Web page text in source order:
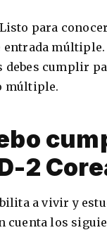
para
múltiple.
cumplir
múltiple.
2
a vivir y
cuenta los